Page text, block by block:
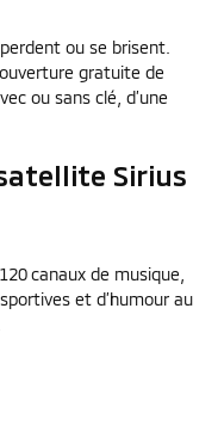
ou se brisent.
gratuite de
ou sans clé, d’une
Sirius
canaux de musique,
et d’humour au